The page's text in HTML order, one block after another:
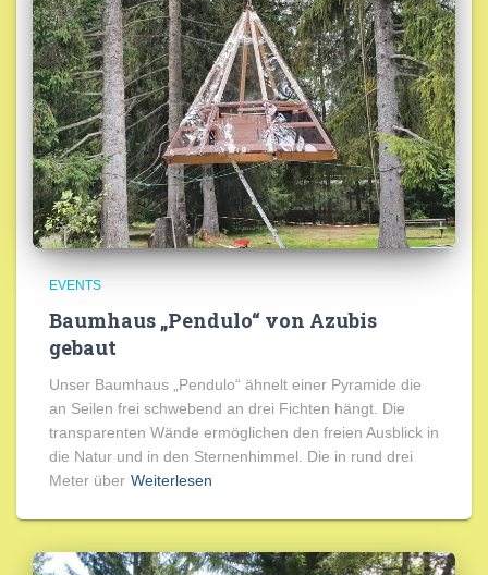
EVENTS
Baumhaus „Pendulo“ von Azubis
gebaut
Unser Baumhaus „Pendulo“ ähnelt einer Pyramide die
an Seilen frei schwebend an drei Fichten hängt. Die
transparenten Wände ermöglichen den freien Ausblick in
die Natur und in den Sternenhimmel. Die in rund drei
Meter über Weiterlesen